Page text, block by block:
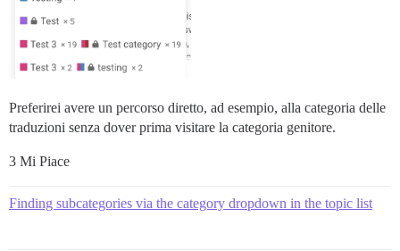
Preferirei avere un percorso diretto, ad esempio, alla categoria delle
traduzioni senza dover prima visitare la categoria genitore.
3 Mi Piace
Finding subcategories via the category dropdown in the topic list